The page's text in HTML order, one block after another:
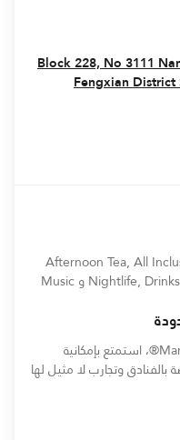
Opens In New
Block 228, No 3111
Fengxian District
Window
Afternoon Tea, All
Nightlife, Drinks Paring, Family Style, Free-Flowing و Music
بصفتك عضوًا في برنامج Marriott Bonvoy®، استمتع بإمكانية
بالفنادق وتجارب لا مثيل لها